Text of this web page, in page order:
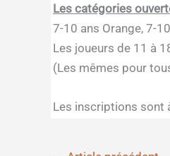
Les catégories
7-10 ans Orange, 7-
Les joueurs de 11 à
(Les mêmes pour
Les inscriptions sont